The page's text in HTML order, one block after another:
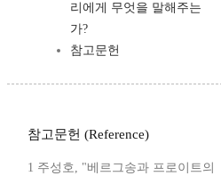
리에게 무엇을 말해주는
가?
참고문헌
참고문헌 (Reference)
1 주성호, "베르그송과 프로이트의